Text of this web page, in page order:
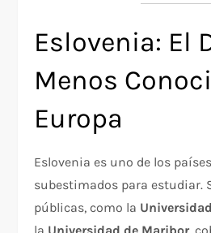
Eslovenia: El
Menos
Europa
Eslovenia es uno de los
subestimados para estudiar.
públicas, como la